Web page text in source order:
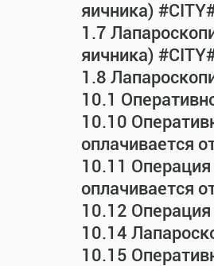
яичника)
1.7
яичника)
1.8
10.1
10.10
оплачивается
10.11
оплачивается
10.12
10.14
10.15